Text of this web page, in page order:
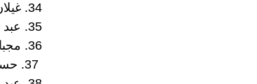
34. غيلان (آين ملول
35. عبد اللطيف الداودي
36. مجبار ( تازة )